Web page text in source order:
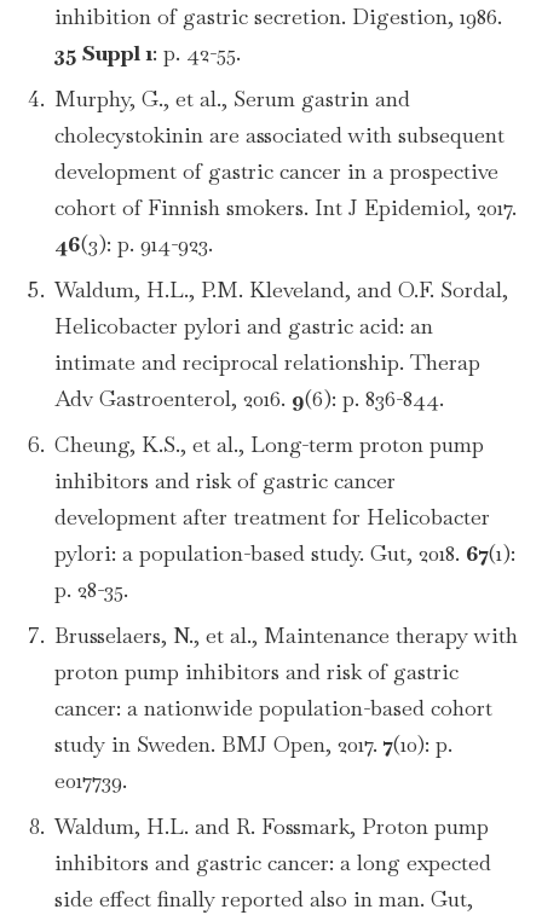
inhibition of gastric secretion. Digestion, 1986.
35 Suppl 1: p. 42-55.
Murphy, G., et al., Serum gastrin and
cholecystokinin are associated with subsequent
development of gastric cancer in a prospective
cohort of Finnish smokers. Int J Epidemiol, 2017.
46(3): p. 914-923.
Waldum, H.L., P.M. Kleveland, and O.F. Sordal,
Helicobacter pylori and gastric acid: an
intimate and reciprocal relationship. Therap
Adv Gastroenterol, 2016. 9(6): p. 836-844.
Cheung, K.S., et al., Long-term proton pump
inhibitors and risk of gastric cancer
development after treatment for Helicobacter
pylori: a population-based study. Gut, 2018. 67(1):
p. 28-35.
Brusselaers, N., et al., Maintenance therapy with
proton pump inhibitors and risk of gastric
cancer: a nationwide population-based cohort
study in Sweden. BMJ Open, 2017. 7(10): p.
e017739.
Waldum, H.L. and R. Fossmark, Proton pump
inhibitors and gastric cancer: a long expected
side effect finally reported also in man. Gut,